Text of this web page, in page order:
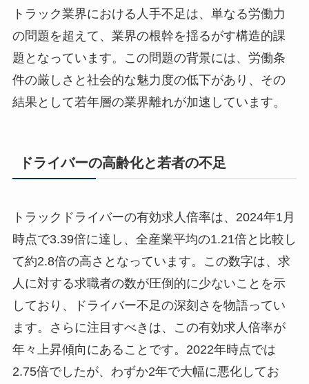
トラック業界における人手不足は、単なる労働力
の問題を超えて、業界の根幹を揺るがす構造的課
題となっています。この問題の背景には、労働条
件の厳しさと社会的な魅力度の低下があり、その
結果として若年層の業界離れが加速しています。
ドライバーの高齢化と若者の不足
トラックドライバーの有効求人倍率は、2024年1月
時点で3.39倍に達し、全産業平均の1.21倍と比較し
て約2.8倍の高さとなっています。この数字は、求
人に対する求職者の数が圧倒的に少ないことを示
しており、ドライバー不足の深刻さを物語ってい
ます。さらに注目すべきは、この有効求人倍率が
年々上昇傾向にあることです。2022年時点では
2.75倍でしたが、わずか2年で大幅に悪化してお